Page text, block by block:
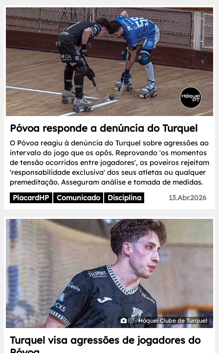
Póvoa responde a denúncia do Turquel
O Póvoa reagiu à denúncia do Turquel sobre agressões ao
intervalo do jogo que os opôs. Reprovando 'os momentos
de tensão ocorridos entre jogadores', os poveiros rejeitam
'responsabilidade exclusiva' dos seus atletas ou qualquer
premeditação. Asseguram análise e tomada de medidas.
PlacardHP
Comunicado Disciplina 13.Abr.2026
Hóquei Clube de Turquel
Turquel visa agressões de jogadores do